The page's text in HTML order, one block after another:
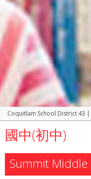
Coquitlam School District 43 |
國中(初中)
Summit Middle